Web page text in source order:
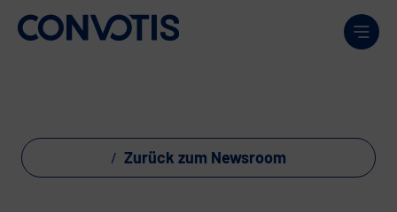
Weiter zum Inhalt
Zurück zum Newsroom